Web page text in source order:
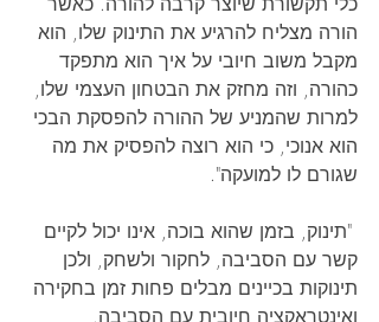
הורה מצליח להרגיע את התינוק שלו, הוא
מקבל משוב חיובי על איך הוא מתפקד
כהורה, וזה מחזק את הבטחון העצמי שלו,
למרות שהמניע של ההורה להפסקת הבכי
הוא אנוכי, כי הוא רוצה להפסיק את מה
שגורם לו למועקה".
"תינוק, בזמן שהוא בוכה, אינו יכול לקיים
קשר עם הסביבה, לחקור ולשחק, ולכן
תינוקות בכיינים מבלים פחות זמן בחקירה
ואינטראקציה חיובית עם הסביבה.